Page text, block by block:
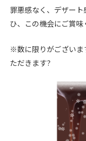
罪悪感なく、デザー
ひ、この機会にご賞味
※数に限りがございま
ただきます?